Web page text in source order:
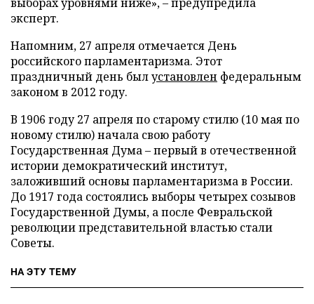
эксперт.
Напомним, 27 апреля отмечается День
российского парламентаризма. Этот
праздничный день былустановлен федеральным
законом в 2012 году.
В 1906 году 27 апреля по старому стилю (10 мая по
новому стилю) начала свою работу
Государственная Дума – первый в отечественной
истории демократический институт,
заложивший основы парламентаризма в России.
До 1917 года состоялись выборы четырех созывов
Государственной Думы, а после Февральской
революции представительной властью стали
Советы.
НА ЭТУ ТЕМУ